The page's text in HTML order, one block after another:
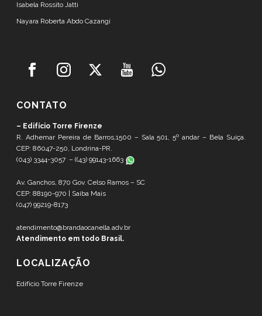
Isabela Rossito Jatti
Nayara Roberta Abdo Cazangi
CONTATO
– Edifício Torre Firenze
R. Adhemar Pereira de Barros,1500 – Sala 501, 5º andar – Bela Suíça.
CEP: 86047-250, Londrina-PR.
(043) 3344-3057 – ((43) 99143-1663
Av. Ganchos, 870 Gov. Celso Ramos – SC
CEP: 88190-970 | Saiba Mais
(047) 99219-8173
atendimento@brandaocanella.adv.br
Atendimento em todo Brasil.
LOCALIZAÇÃO
Edifício Torre Firenze